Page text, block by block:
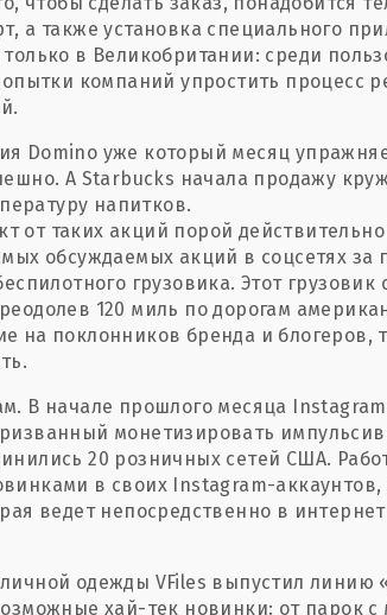
а также установка специального
в Великобритании: среди
компаний упростить процесс
Domino уже который месяц
А Starbucks начала продажу
напитков.
от таких акций порой
обсуждаемых акций в соцсетях за
грузовика. Этот грузовик
120 миль по дорогам
на поклонников бренда и блогеров,
В начале прошлого месяца
монетизировать
20 розничных сетей США.
в своих Instagram-аккаунтов,
ведет непосредственно в
одежды VFiles выпустил линию
хай-тек новинки: от парок